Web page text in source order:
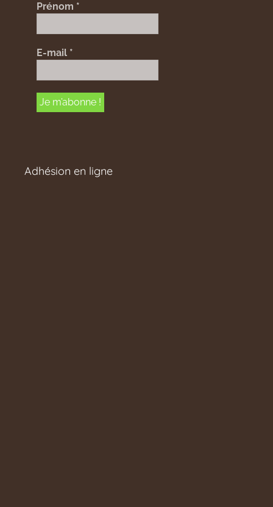
Prénom *
E-mail *
Adhésion en ligne